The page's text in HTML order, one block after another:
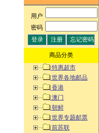
用户:
密码:
商品分类
特惠超市
世界各地邮品
香港
澳门
朝鲜
世界专题邮票
前苏联